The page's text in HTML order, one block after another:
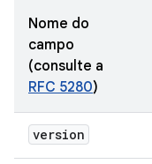
Nome do
campo
(consulte a
RFC 5280)
version